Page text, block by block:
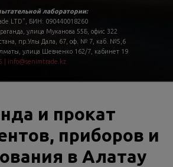
лаборатории:
LTD", БИН: 090440018260
улица Муканова 55Б, офис 322
пр.Улы Дала, 67, оф. № 7, каб. №5,6
улица Шевченко 162/7, кабинет 19
info@senimtrade.kz
и прокат
приборов и
в Алатау